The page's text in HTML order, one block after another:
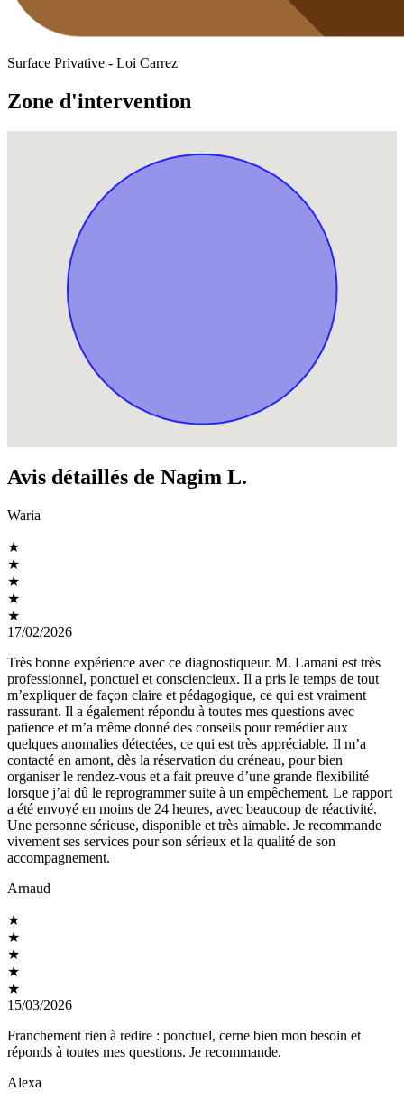
Surface Privative - Loi Carrez
Zone d'intervention
Avis détaillés de Nagim L.
Waria
★
★
★
★
★
17/02/2026
Très bonne expérience avec ce diagnostiqueur. M. Lamani est très
professionnel, ponctuel et consciencieux. Il a pris le temps de tout
m’expliquer de façon claire et pédagogique, ce qui est vraiment
rassurant. Il a également répondu à toutes mes questions avec
patience et m’a même donné des conseils pour remédier aux
quelques anomalies détectées, ce qui est très appréciable. Il m’a
contacté en amont, dès la réservation du créneau, pour bien
organiser le rendez-vous et a fait preuve d’une grande flexibilité
lorsque j’ai dû le reprogrammer suite à un empêchement. Le rapport
a été envoyé en moins de 24 heures, avec beaucoup de réactivité.
Une personne sérieuse, disponible et très aimable. Je recommande
vivement ses services pour son sérieux et la qualité de son
accompagnement.
Arnaud
★
★
★
★
★
15/03/2026
Franchement rien à redire : ponctuel, cerne bien mon besoin et
réponds à toutes mes questions. Je recommande.
Alexa